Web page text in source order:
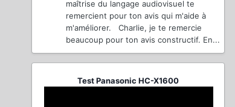
maîtrise du langage audiovisuel te
remercient pour ton avis qui m'aide à
m'améliorer. Charlie, je te remercie
beaucoup pour ton avis constructif. En...
Test Panasonic HC-X1600